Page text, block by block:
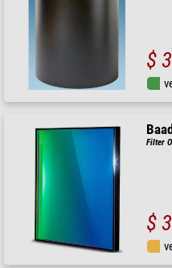
$
Filter
$